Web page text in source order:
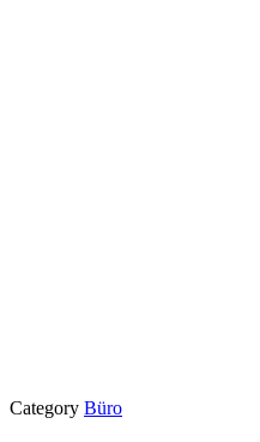
Category Büro